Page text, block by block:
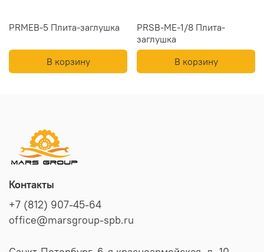
PRMEB-5 Плита-заглушка
В корзину
PRSB-ME-1/8 Плита-
заглушка
В корзину
Контакты
+7 (812) 907-45-64
office@marsgroup-spb.ru